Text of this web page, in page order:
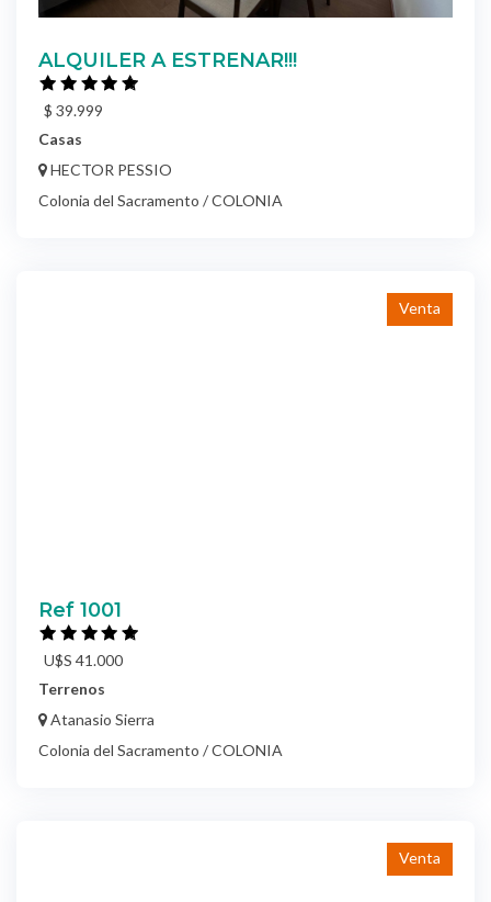
ALQUILER A ESTRENAR!!!
$ 39.999
Casas
HECTOR PESSIO
Colonia del Sacramento / COLONIA
Venta
Ref 1001
U$S 41.000
Terrenos
Atanasio Sierra
Colonia del Sacramento / COLONIA
Venta